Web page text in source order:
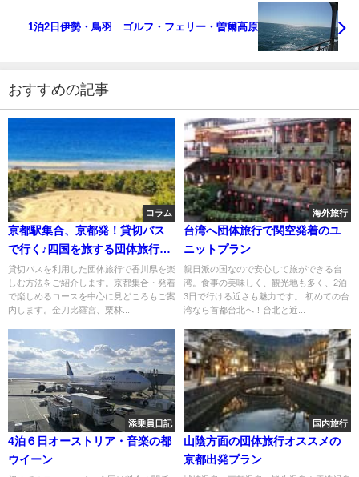
1泊2日伊勢・鳥羽 ゴルフ・フェリー・曽爾高原
おすすめの記事
コラム
京都駅集合、京都発！貸切バス
で行く♪四国を旅する団体旅行プ
ラン【香川の旅】
貸切バスを利用した団体旅行で香川県を楽
しむ方法をご紹介します。京都集合・発着
で楽しめるコースを中心に見どころもご案
内します。金刀比羅宮、栗林...
海外旅行
台湾へ団体旅行で関空発着のユ
ニットプラン
親日派の国なので安心して旅ができる台
湾。食事の美味しく、観光地も多く、2泊
3日で行ける近さも魅力です。 初めての台
湾なら首都台北へ！台北と近...
添乗員日記
4泊６日オーストリア・音楽の都
ウイーン
国内旅行
山陰方面の団体旅行オススメの
京都出発プラン